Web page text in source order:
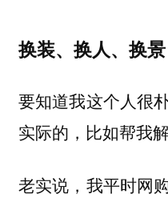
换装、换人、换
要知道我这个人很
实际的，比如帮我
老实说，我平时网